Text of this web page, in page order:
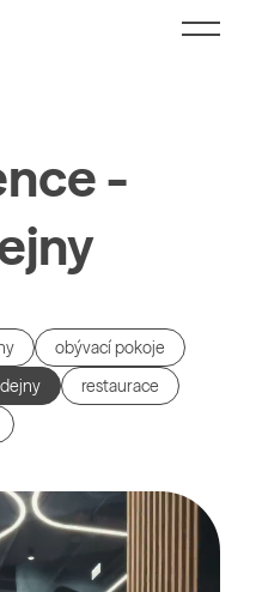
-
obývací pokoje
restaurace